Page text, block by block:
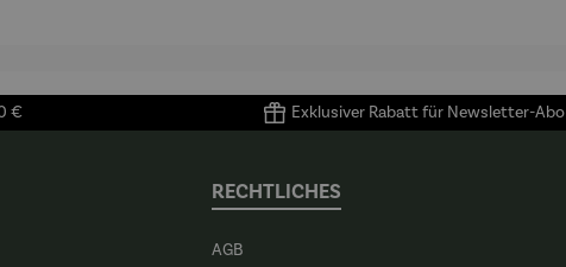
€ Exklusiver Rabatt für Newsletter-Abo
RECHTLICHES
AGB